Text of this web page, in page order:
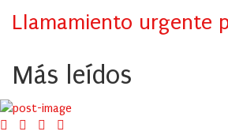
Llamamiento urgente
Más leídos